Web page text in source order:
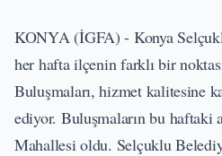
KONYA (İGFA) - Konya
her hafta ilçenin farklı bir
Buluşmaları, hizmet kalitesine
ediyor. Buluşmaların bu haftaki
Mahallesi oldu. Selçuklu